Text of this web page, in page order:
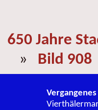
650 Jahre
» Bild 908
Vergangenes